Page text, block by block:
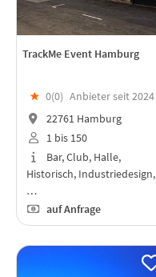
TrackMe Event Hamburg
★ 0(0) Anbieter seit 2024
22761 Hamburg
1 bis 150
Bar, Club, Halle,
Historisch, Industriedesign,
…
auf Anfrage